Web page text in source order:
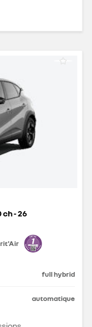
- 26
full hybrid
automatique